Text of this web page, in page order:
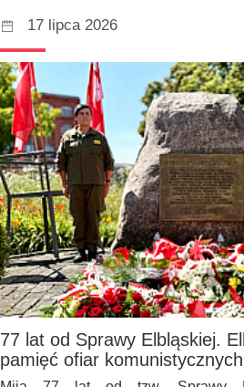
17 lipca 2026
77 lat od Sprawy Elbląskiej.
pamięć ofiar